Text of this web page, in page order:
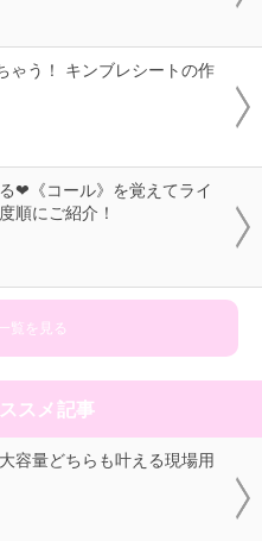
ゃう！ キンブレシートの作
❤《コール》を覚えてライ
順にご紹介！
覧を見る
スメ記事
容量どちらも叶える現場用